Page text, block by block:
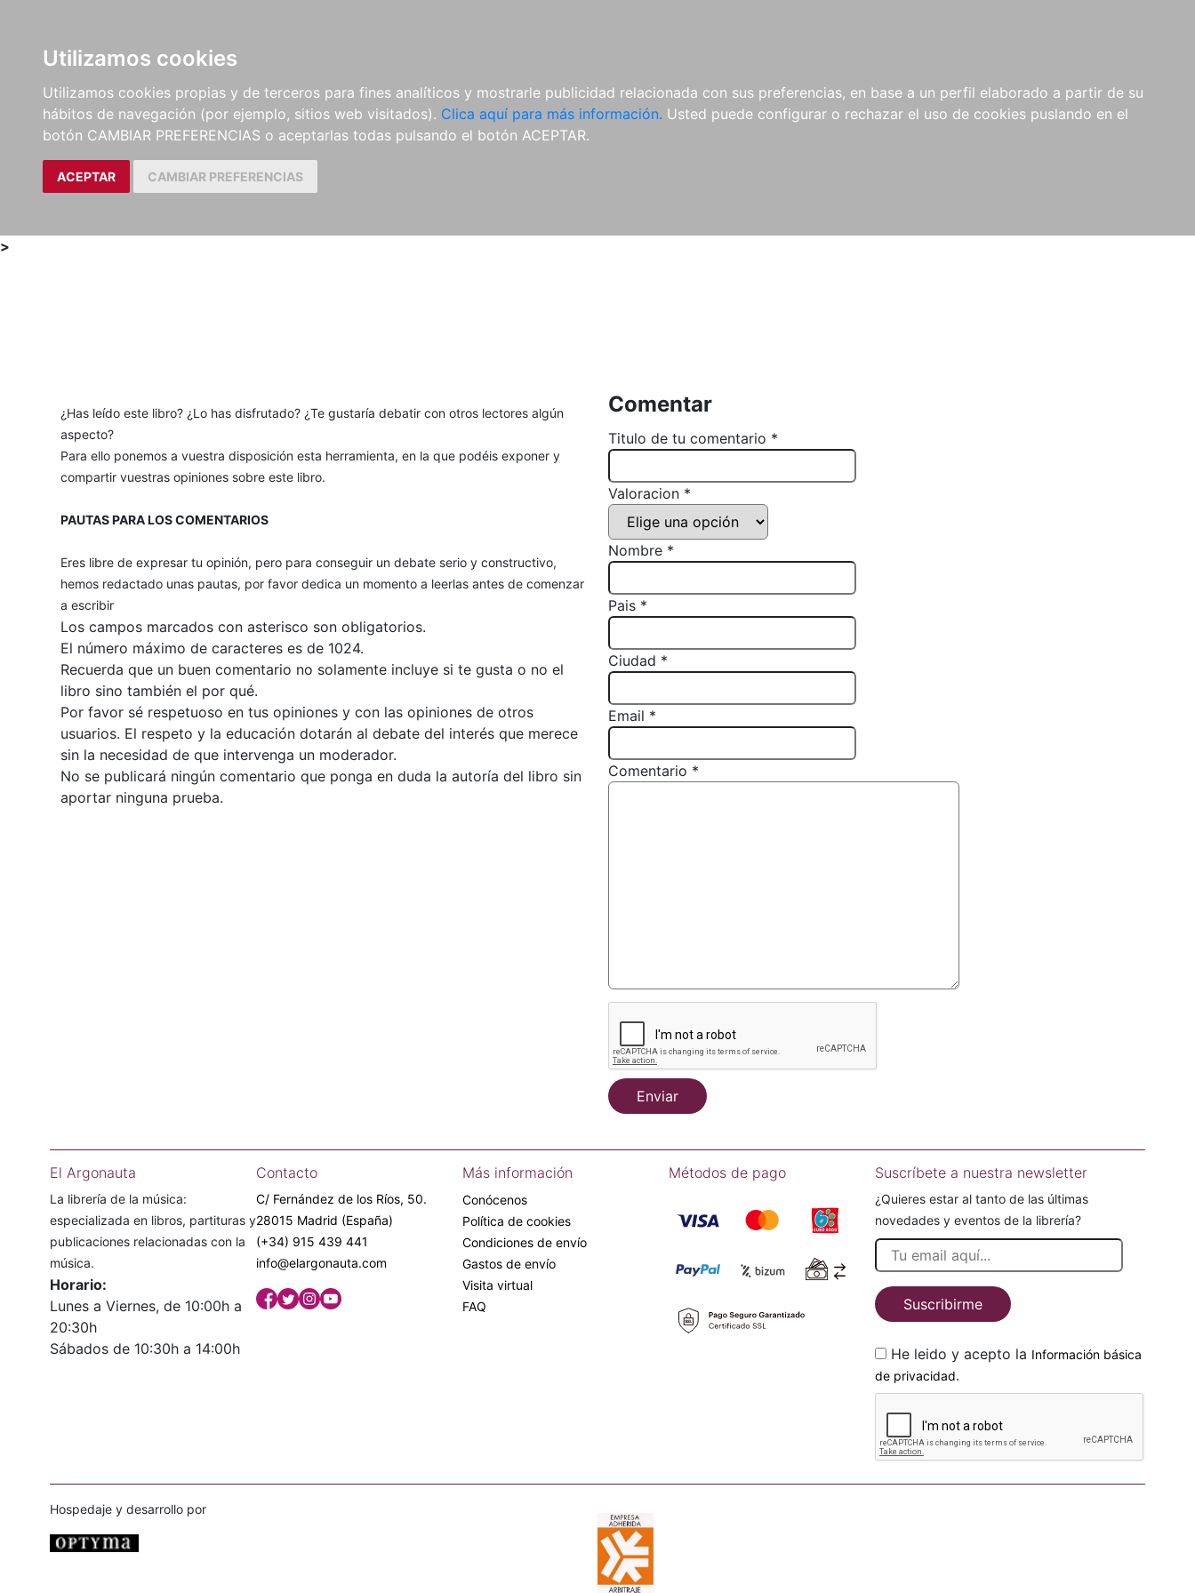
Utilizamos cookies
Utilizamos cookies propias y de terceros para fines analíticos y mostrarle publicidad relacionada con sus preferencias, en base a un perfil elaborado a partir de su
hábitos de navegación (por ejemplo, sitios web visitados). Clica aquí para más información. Usted puede configurar o rechazar el uso de cookies puslando en el
botón CAMBIAR PREFERENCIAS o aceptarlas todas pulsando el botón ACEPTAR.
ACEPTAR CAMBIAR PREFERENCIAS
LIBROS
MÉTODOS Y
EJERCICIOS
PARTITURAS Y EDICIONES
CRÍTICAS
REVISTAS
CDS Y
DVDS
MATERIAL
COMPLEMENTARIO
NOVEDADES NOTICIAS
COMPRAS
INSTITUCIONALES
>
¿Has leído este libro? ¿Lo has disfrutado? ¿Te gustaría debatir con otros lectores algún
aspecto?
Para ello ponemos a vuestra disposición esta herramienta, en la que podéis exponer y
compartir vuestras opiniones sobre este libro.
PAUTAS PARA LOS COMENTARIOS
Eres libre de expresar tu opinión, pero para conseguir un debate serio y constructivo,
hemos redactado unas pautas, por favor dedica un momento a leerlas antes de comenzar
a escribir
Los campos marcados con asterisco son obligatorios.
El número máximo de caracteres es de 1024.
Recuerda que un buen comentario no solamente incluye si te gusta o no el
libro sino también el por qué.
Por favor sé respetuoso en tus opiniones y con las opiniones de otros
usuarios. El respeto y la educación dotarán al debate del interés que merece
sin la necesidad de que intervenga un moderador.
No se publicará ningún comentario que ponga en duda la autoría del libro sin
aportar ninguna prueba.
Comentar
Titulo de tu comentario *
Valoracion *
Nombre *
Pais *
Ciudad *
Email *
Comentario *
Enviar
El Argonauta
La librería de la música:
especializada en libros, partituras y
publicaciones relacionadas con la
música.
Horario:
Lunes a Viernes, de 10:00h a
20:30h
Sábados de 10:30h a 14:00h
Contacto
C/ Fernández de los Ríos, 50.
28015 Madrid (España)
(+34) 915 439 441
info@elargonauta.com
Más información
Conócenos
Política de cookies
Condiciones de envío
Gastos de envío
Visita virtual
FAQ
Métodos de pago Suscríbete a nuestra newsletter
¿Quieres estar al tanto de las últimas
novedades y eventos de la librería?
Suscribirme
He leido y acepto la Información básica
de privacidad.
Hospedaje y desarrollo por